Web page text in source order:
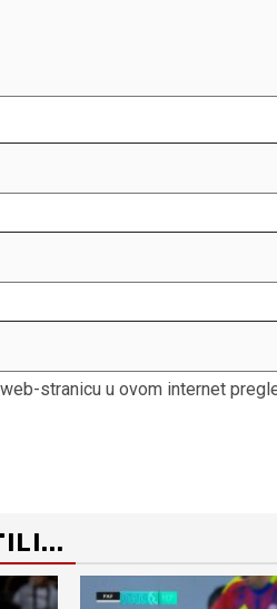
stranicu u ovom internet